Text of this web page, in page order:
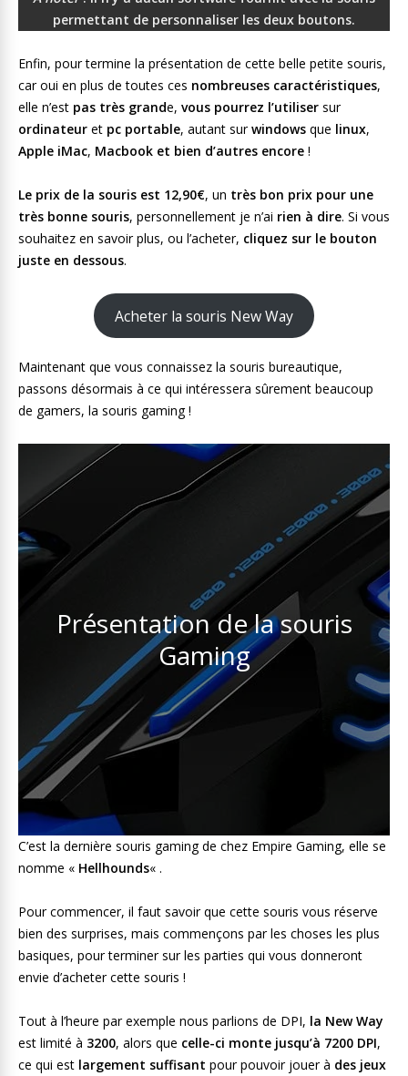
permettant de personnaliser les deux boutons.
Enfin, pour termine la présentation de cette belle petite souris,
car oui en plus de toutes ces nombreuses caractéristiques,
elle n’est pas très grande, vous pourrez l’utiliser sur
ordinateur et pc portable, autant surwindows que linux,
Apple iMac, Macbook et bien d’autres encore !
Le prix de la souris est 12,90€, un très bon prix pour une
très bonne souris, personnellement je n’ai rien à dire. Si vous
souhaitez en savoir plus, ou l’acheter, cliquez sur le bouton
juste en dessous.
Acheter la souris New Way
Maintenant que vous connaissez la souris bureautique,
passons désormais à ce qui intéressera sûrement beaucoup
de gamers, la souris gaming !
Présentation de la souris
Gaming
C’est la dernière souris gaming de chez Empire Gaming, elle se
nomme « Hellhounds« .
Pour commencer, il faut savoir que cette souris vous réserve
bien des surprises, mais commençons par les choses les plus
basiques, pour terminer sur les parties qui vous donneront
envie d’acheter cette souris !
Tout à l’heure par exemple nous parlions de DPI, la New Way
est limité à 3200, alors que celle-ci monte jusqu’à 7200 DPI,
ce qui est largement suffisant pour pouvoir jouer à des jeux